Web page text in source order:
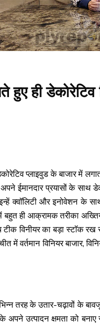
ही डेकोरेटिव
प्लाइवुड के बाजार में
ईमानदार प्रयासों के साथ
क्वाॅलिटी और इनोवेशन के
ही आक्रामक तरीका
टीक विनीयर का बड़ा स्टाॅक
में वर्तमान विनियर बाजार,
तरह के उतार-चढ़ावों के
के अपने उत्पादन क्षमता को